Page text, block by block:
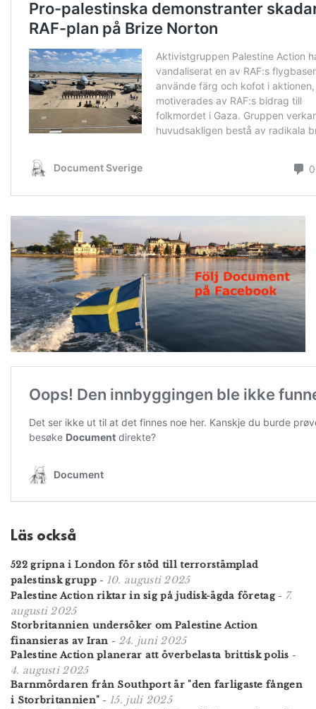
Läs också
522 gripna i London för stöd till terrorstämplad
palestinsk grupp- 10. augusti 2025
Palestine Action riktar in sig på judisk-ägda företag- 7.
augusti 2025
Storbritannien undersöker om Palestine Action
finansieras av Iran - 24. juni 2025
Palestine Action planerar att överbelasta brittisk polis -
4. augusti 2025
Barnmördaren från Southport är "den farligaste fången
i Storbritannien" - 15. juli 2025